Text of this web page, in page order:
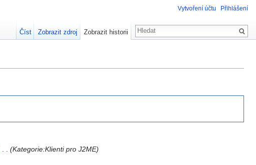
(Kategorie:Klienti pro J2ME)
Vytvoření účtu Přihlášení
Číst Zobrazit zdroj Zobrazit historii